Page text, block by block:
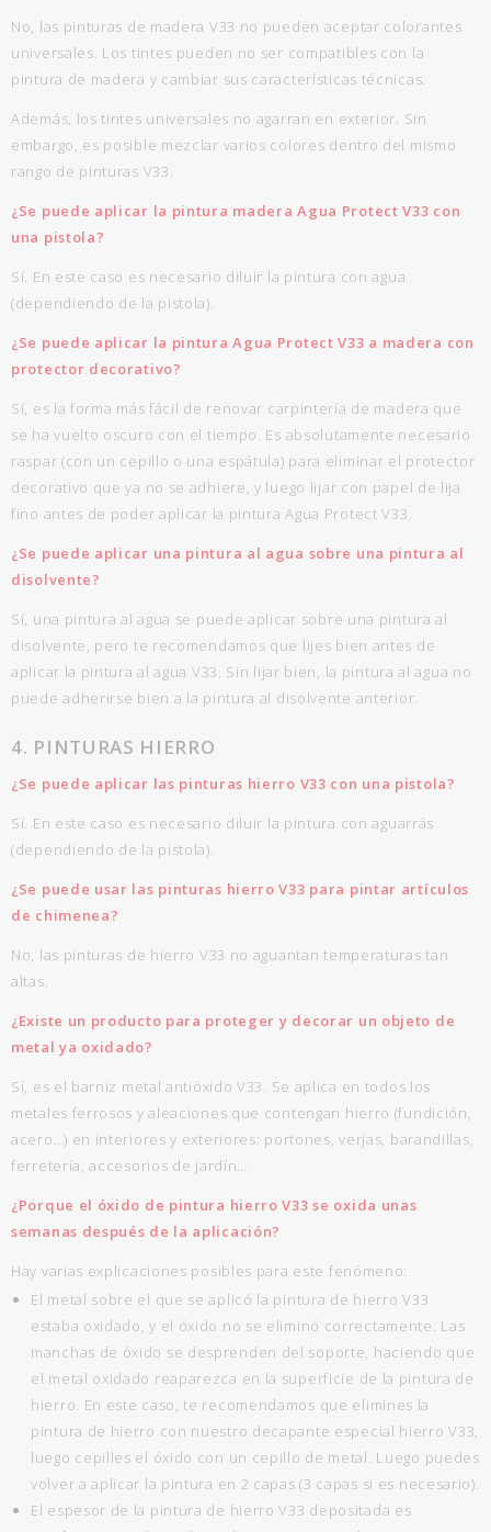
No, las pinturas de madera V33 no pueden aceptar colorantes
universales. Los tintes pueden no ser compatibles con la
pintura de madera y cambiar sus características técnicas.
Además, los tintes universales no agarran en exterior. Sin
embargo, es posible mezclar varios colores dentro del mismo
rango de pinturas V33.
¿Se puede aplicar la pintura madera Agua Protect V33 con
una pistola?
Sí. En este caso es necesario diluir la pintura con agua
(dependiendo de la pistola).
¿Se puede aplicar la pintura Agua Protect V33 a madera con
protector decorativo?
Sí, es la forma más fácil de renovar carpintería de madera que
se ha vuelto oscuro con el tiempo. Es absolutamente necesario
raspar (con un cepillo o una espátula) para eliminar el protector
decorativo que ya no se adhiere, y luego lijar con papel de lija
fino antes de poder aplicar la pintura Agua Protect V33.
¿Se puede aplicar una pintura al agua sobre una pintura al
disolvente?
Sí, una pintura al agua se puede aplicar sobre una pintura al
disolvente, pero te recomendamos que lijes bien antes de
aplicar la pintura al agua V33. Sin lijar bien, la pintura al agua no
puede adherirse bien a la pintura al disolvente anterior.
4. PINTURAS HIERRO
¿Se puede aplicar las pinturas hierro V33 con una pistola?
Sí. En este caso es necesario diluir la pintura con aguarrás
(dependiendo de la pistola).
¿Se puede usar las pinturas hierro V33 para pintar artículos
de chimenea?
No, las pinturas de hierro V33 no aguantan temperaturas tan
altas.
¿Existe un producto para proteger y decorar un objeto de
metal ya oxidado?
Sí, es el barniz metal antióxido V33. Se aplica en todos los
metales ferrosos y aleaciones que contengan hierro (fundición,
acero…) en interiores y exteriores: portones, verjas, barandillas,
ferretería, accesorios de jardín…
¿Porque el óxido de pintura hierro V33 se oxida unas
semanas después de la aplicación?
Hay varias explicaciones posibles para este fenómeno:
El metal sobre el que se aplicó la pintura de hierro V33
estaba oxidado, y el óxido no se eliminó correctamente. Las
manchas de óxido se desprenden del soporte, haciendo que
el metal oxidado reaparezca en la superficie de la pintura de
hierro. En este caso, te recomendamos que elimines la
pintura de hierro con nuestro decapante especial hierro V33,
luego cepilles el óxido con un cepillo de metal. Luego puedes
volver a aplicar la pintura en 2 capas (3 capas si es necesario).
El espesor de la pintura de hierro V33 depositada es